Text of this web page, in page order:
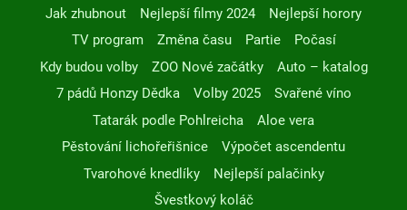
Jak zhubnout Nejlepší filmy 2024
Nejlepší horory
TV program
Změna času Partie
Počasí
Kdy budou volby
ZOO Nové začátky
Auto – katalog
7 pádů Honzy Dědka
Volby 2025
Svařené víno
Tatarák podle Pohlreicha
Aloe vera
Pěstování lichořeřišnice
Výpočet ascendentu
Tvarohové knedlíky
Nejlepší palačinky
Švestkový koláč